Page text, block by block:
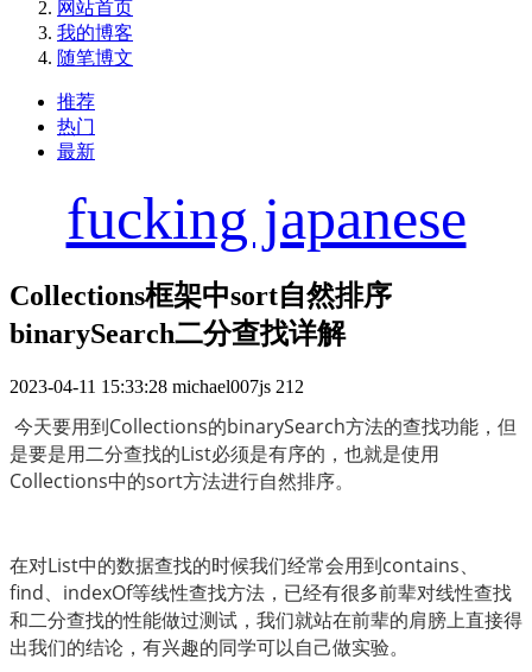
网站首页
我的博客
随笔博文
推荐
热门
最新
fucking japanese
Collections框架中sort自然排序
binarySearch二分查找详解
2023-04-11 15:33:28 michael007js 212
是要是用二分查找的List必须是有序的，也就是使用
Collections中的sort方法进行自然排序。
在对List中的数据查找的时候我们经常会用到contains、
find、indexOf等线性查找方法，已经有很多前辈对线性查找
和二分查找的性能做过测试，我们就站在前辈的肩膀上直接得
出我们的结论，有兴趣的同学可以自己做实验。